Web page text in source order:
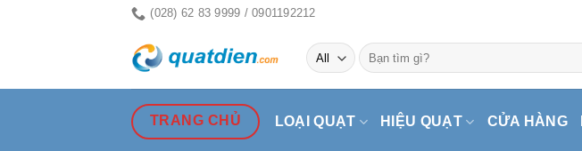
(028) 62 83 9999 / 0901192212
Tìm
kiếm:
TRANG CHỦ LOẠI QUẠT HIỆU QUẠT CỬA HÀNG